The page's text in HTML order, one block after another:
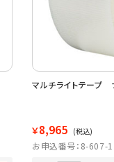
マルチライトテープ
￥8,965 (税込)
お申込番号：8-607-